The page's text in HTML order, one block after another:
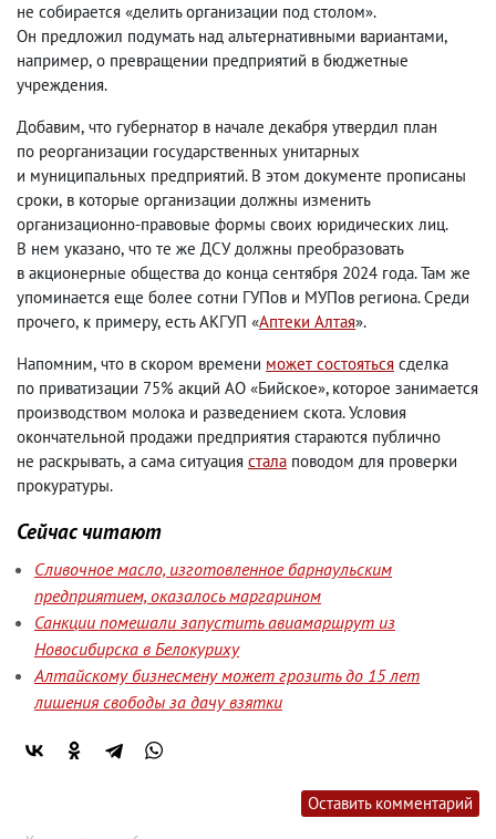
не собирается «делить организации под столом».
Он предложил подумать над альтернативными вариантами,
например, о превращении предприятий в бюджетные
учреждения.
Добавим, что губернатор в начале декабря утвердил план
по реорганизации государственных унитарных
и муниципальных предприятий. В этом документе прописаны
сроки, в которые организации должны изменить
организационно-правовые формы своих юридических лиц.
В нем указано, что те же ДСУ должны преобразовать
в акционерные общества до конца сентября 2024 года. Там же
упоминается еще более сотни ГУПов и МУПов региона. Среди
прочего, к примеру, есть АКГУП «Аптеки Алтая».
Напомним, что в скором времени может состояться сделка
по приватизации 75% акций АО «Бийское», которое занимается
производством молока и разведением скота. Условия
окончательной продажи предприятия стараются публично
не раскрывать, а сама ситуация стала поводом для проверки
прокуратуры.
Сейчас читают
Сливочное масло, изготовленное барнаульским
предприятием, оказалось маргарином
Санкции помешали запустить авиамаршрут из
Новосибирска в Белокуриху
Алтайскому бизнесмену может грозить до 15 лет
лишения свободы за дачу взятки
Оставить комментарий